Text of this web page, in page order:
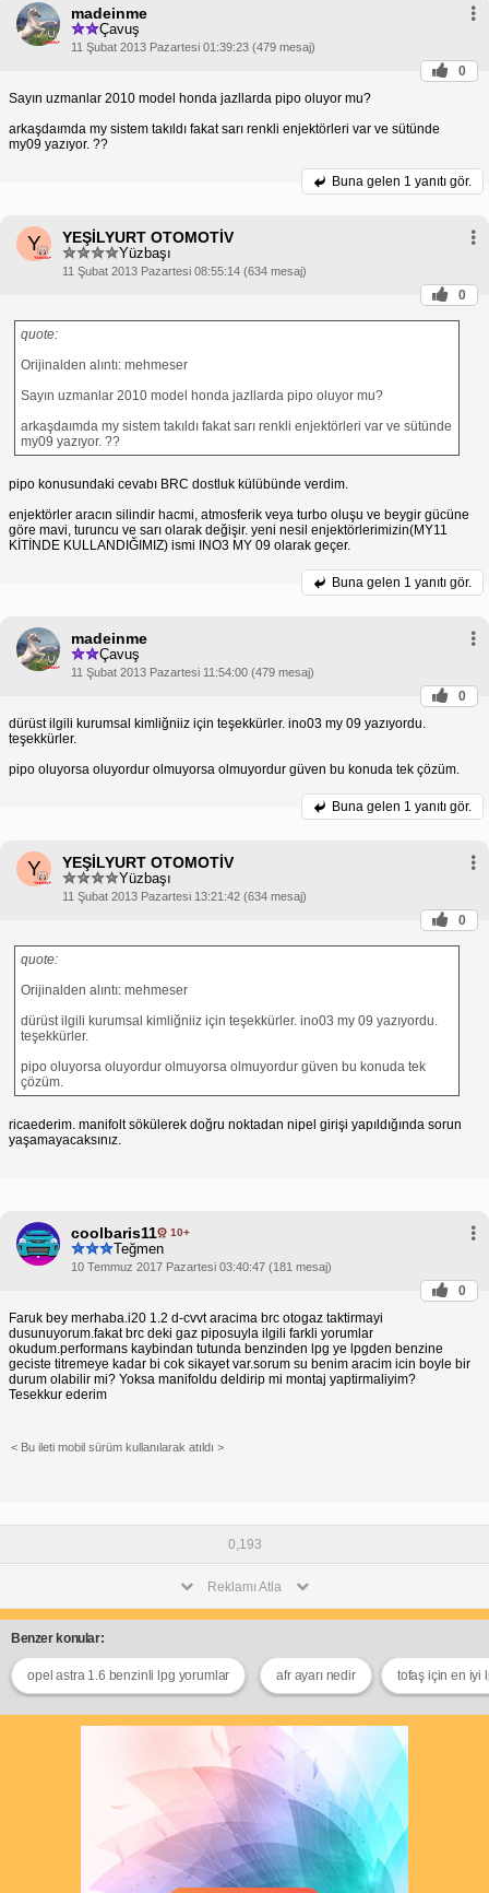
madeinme
Çavuş
11 Şubat 2013 Pazartesi 01:39:23 (479 mesaj)
0
Sayın uzmanlar 2010 model honda jazllarda pipo oluyor mu?
arkaşdaımda my sistem takıldı fakat sarı renkli enjektörleri var ve sütünde
my09 yazıyor. ??
Buna gelen 1 yanıtı gör.
Y YEŞİLYURT OTOMOTİV
Yüzbaşı
11 Şubat 2013 Pazartesi 08:55:14 (634 mesaj)
0
quote:
Orijinalden alıntı: mehmeser
Sayın uzmanlar 2010 model honda jazllarda pipo oluyor mu?
arkaşdaımda my sistem takıldı fakat sarı renkli enjektörleri var ve sütünde
my09 yazıyor. ??
pipo konusundaki cevabı BRC dostluk külübünde verdim.
enjektörler aracın silindir hacmi, atmosferik veya turbo oluşu ve beygir gücüne
göre mavi, turuncu ve sarı olarak değişir. yeni nesil enjektörlerimizin(MY11
KİTİNDE KULLANDIĞIMIZ) ismi INO3 MY 09 olarak geçer.
Buna gelen 1 yanıtı gör.
madeinme
Çavuş
11 Şubat 2013 Pazartesi 11:54:00 (479 mesaj)
0
dürüst ilgili kurumsal kimliğniiz için teşekkürler. ino03 my 09 yazıyordu.
teşekkürler.
pipo oluyorsa oluyordur olmuyorsa olmuyordur güven bu konuda tek çözüm.
Buna gelen 1 yanıtı gör.
Y YEŞİLYURT OTOMOTİV
Yüzbaşı
11 Şubat 2013 Pazartesi 13:21:42 (634 mesaj)
0
quote:
Orijinalden alıntı: mehmeser
dürüst ilgili kurumsal kimliğniiz için teşekkürler. ino03 my 09 yazıyordu.
teşekkürler.
pipo oluyorsa oluyordur olmuyorsa olmuyordur güven bu konuda tek
çözüm.
ricaederim. manifolt sökülerek doğru noktadan nipel girişi yapıldığında sorun
yaşamayacaksınız.
coolbaris11 10+
Teğmen
10 Temmuz 2017 Pazartesi 03:40:47 (181 mesaj)
0
Faruk bey merhaba.i20 1.2 d-cvvt aracima brc otogaz taktirmayi
dusunuyorum.fakat brc deki gaz piposuyla ilgili farkli yorumlar
okudum.performans kaybindan tutunda benzinden lpg ye lpgden benzine
geciste titremeye kadar bi cok sikayet var.sorum su benim aracim icin boyle bir
durum olabilir mi? Yoksa manifoldu deldirip mi montaj yaptirmaliyim?
Tesekkur ederim
< Bu ileti mobil sürüm kullanılarak atıldı >
0,193
Reklamı Atla
Benzer konular:
opel astra 1.6 benzinli lpg yorumlar afr ayarı nedir tofaş için en iyi